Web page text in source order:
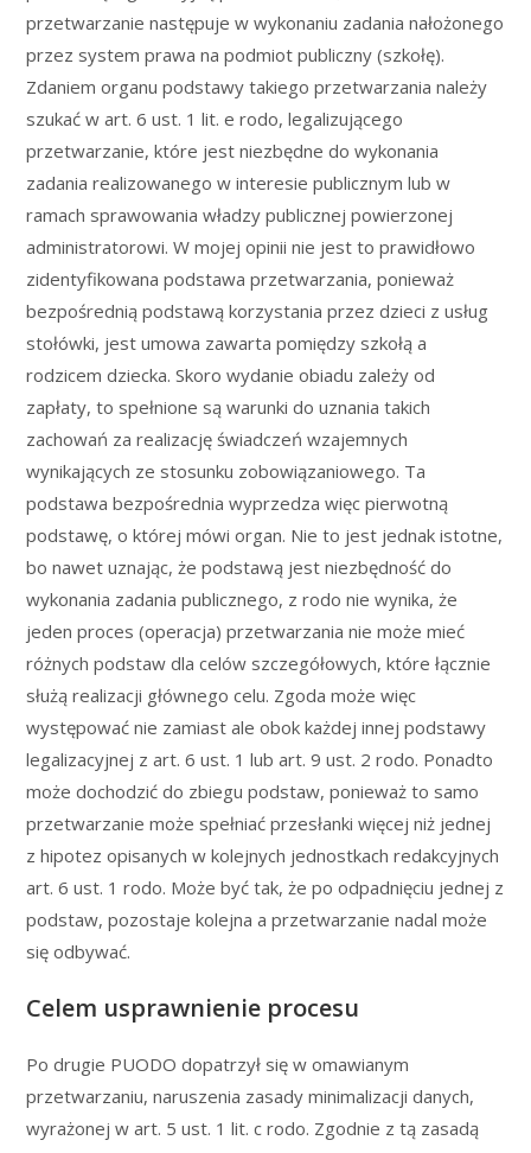
przetwarzanie następuje w wykonaniu zadania nałożonego
przez system prawa na podmiot publiczny (szkołę).
Zdaniem organu podstawy takiego przetwarzania należy
szukać w art. 6 ust. 1 lit. e rodo, legalizującego
przetwarzanie, które jest niezbędne do wykonania
zadania realizowanego w interesie publicznym lub w
ramach sprawowania władzy publicznej powierzonej
administratorowi. W mojej opinii nie jest to prawidłowo
zidentyfikowana podstawa przetwarzania, ponieważ
bezpośrednią podstawą korzystania przez dzieci z usług
stołówki, jest umowa zawarta pomiędzy szkołą a
rodzicem dziecka. Skoro wydanie obiadu zależy od
zapłaty, to spełnione są warunki do uznania takich
zachowań za realizację świadczeń wzajemnych
wynikających ze stosunku zobowiązaniowego. Ta
podstawa bezpośrednia wyprzedza więc pierwotną
podstawę, o której mówi organ. Nie to jest jednak istotne,
bo nawet uznając, że podstawą jest niezbędność do
wykonania zadania publicznego, z rodo nie wynika, że
jeden proces (operacja) przetwarzania nie może mieć
różnych podstaw dla celów szczegółowych, które łącznie
służą realizacji głównego celu. Zgoda może więc
występować nie zamiast ale obok każdej innej podstawy
legalizacyjnej z art. 6 ust. 1 lub art. 9 ust. 2 rodo. Ponadto
może dochodzić do zbiegu podstaw, ponieważ to samo
przetwarzanie może spełniać przesłanki więcej niż jednej
z hipotez opisanych w kolejnych jednostkach redakcyjnych
art. 6 ust. 1 rodo. Może być tak, że po odpadnięciu jednej z
podstaw, pozostaje kolejna a przetwarzanie nadal może
się odbywać.
Celem usprawnienie procesu
Po drugie PUODO dopatrzył się w omawianym
przetwarzaniu, naruszenia zasady minimalizacji danych,
wyrażonej w art. 5 ust. 1 lit. c rodo. Zgodnie z tą zasadą